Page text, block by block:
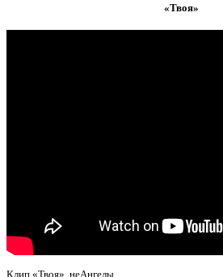
«Твоя»
Клип «Твоя». неАнгелы.